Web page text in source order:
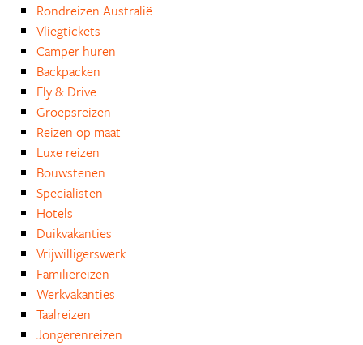
Rondreizen Australië
Vliegtickets
Camper huren
Backpacken
Fly & Drive
Groepsreizen
Reizen op maat
Luxe reizen
Bouwstenen
Specialisten
Hotels
Duikvakanties
Vrijwilligerswerk
Familiereizen
Werkvakanties
Taalreizen
Jongerenreizen